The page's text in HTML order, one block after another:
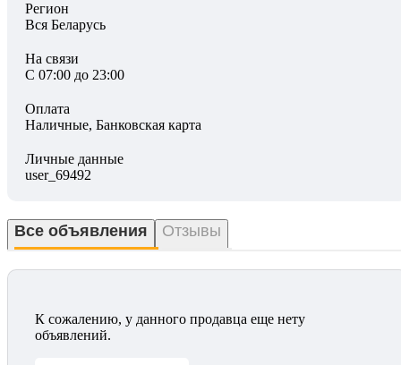
Регион
Вся Беларусь
На связи
С 07:00 до 23:00
Оплата
Наличные, Банковская карта
Личные данные
user_69492
Все объявления Отзывы
К сожалению, у данного продавца еще нету
объявлений.